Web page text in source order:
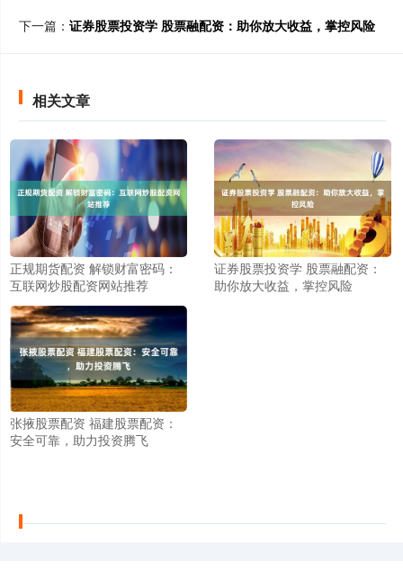
下一篇： 证券股票投资学 股票融配资：助你放大收益，掌控风险
相关文章
正规期货配资 解锁财富密码：
互联网炒股配资网站推荐
证券股票投资学 股票融配资：
助你放大收益，掌控风险
张掖股票配资 福建股票配资：
安全可靠，助力投资腾飞